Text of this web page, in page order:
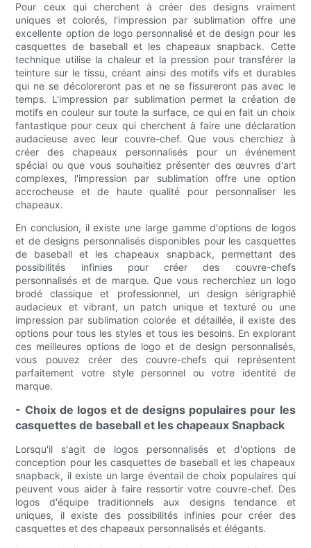
Pour ceux qui cherchent à créer des designs vraiment
uniques et colorés, l’impression par sublimation offre une
excellente option de logo personnalisé et de design pour les
casquettes de baseball et les chapeaux snapback. Cette
technique utilise la chaleur et la pression pour transférer la
teinture sur le tissu, créant ainsi des motifs vifs et durables
qui ne se décoloreront pas et ne se fissureront pas avec le
temps. L'impression par sublimation permet la création de
motifs en couleur sur toute la surface, ce qui en fait un choix
fantastique pour ceux qui cherchent à faire une déclaration
audacieuse avec leur couvre-chef. Que vous cherchiez à
créer des chapeaux personnalisés pour un événement
spécial ou que vous souhaitiez présenter des œuvres d'art
complexes, l'impression par sublimation offre une option
accrocheuse et de haute qualité pour personnaliser les
chapeaux.
En conclusion, il existe une large gamme d'options de logos
et de designs personnalisés disponibles pour les casquettes
de baseball et les chapeaux snapback, permettant des
possibilités infinies pour créer des couvre-chefs
personnalisés et de marque. Que vous recherchiez un logo
brodé classique et professionnel, un design sérigraphié
audacieux et vibrant, un patch unique et texturé ou une
impression par sublimation colorée et détaillée, il existe des
options pour tous les styles et tous les besoins. En explorant
ces meilleures options de logo et de design personnalisés,
vous pouvez créer des couvre-chefs qui représentent
parfaitement votre style personnel ou votre identité de
marque.
- Choix de logos et de designs populaires pour les
casquettes de baseball et les chapeaux Snapback
Lorsqu'il s'agit de logos personnalisés et d'options de
conception pour les casquettes de baseball et les chapeaux
snapback, il existe un large éventail de choix populaires qui
peuvent vous aider à faire ressortir votre couvre-chef. Des
logos d'équipe traditionnels aux designs tendance et
uniques, il existe des possibilités infinies pour créer des
casquettes et des chapeaux personnalisés et élégants.